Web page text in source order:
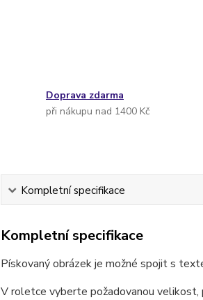
Doprava zdarma
při nákupu nad 1400 Kč
Kompletní specifikace
Kompletní specifikace
Pískovaný obrázek je možné spojit s
V roletce vyberte požadovanou velikost,